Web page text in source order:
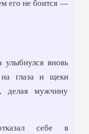
его не боится —
вновь
глаза и щеки
делая мужчину
себе в